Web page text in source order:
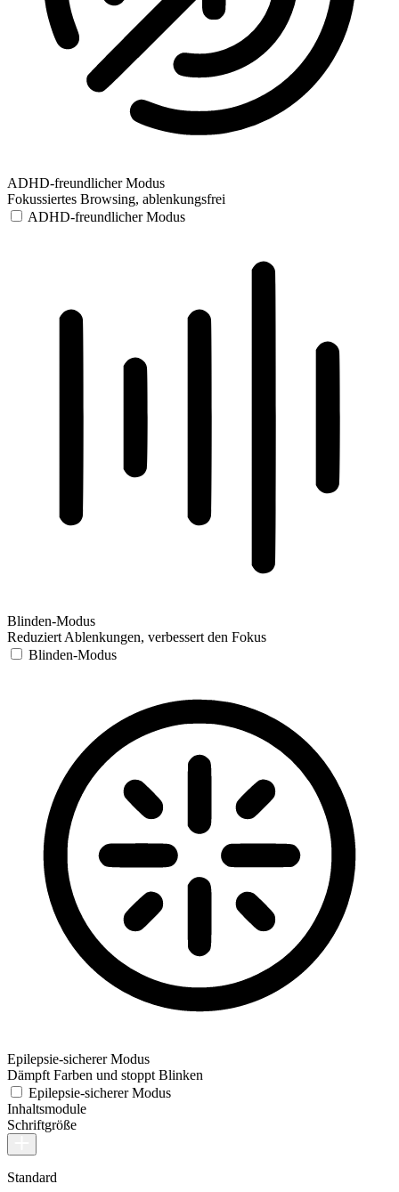
ADHD-freundlicher Modus
Fokussiertes Browsing, ablenkungsfrei
ADHD-freundlicher Modus
Blinden-Modus
Reduziert Ablenkungen, verbessert den Fokus
Blinden-Modus
Epilepsie-sicherer Modus
Dämpft Farben und stoppt Blinken
Epilepsie-sicherer Modus
Inhaltsmodule
Schriftgröße
Standard